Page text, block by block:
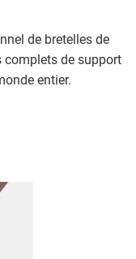
de bretelles de
complets de support
entier.